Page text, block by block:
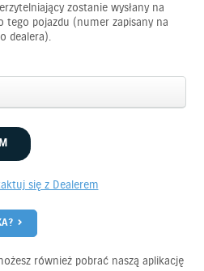
zostanie wysłany na
tego pojazdu (numer zapisany na
dealera).
się z Dealerem
również pobrać naszą aplikację